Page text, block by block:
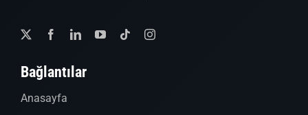
Bağlantılar
Anasayfa